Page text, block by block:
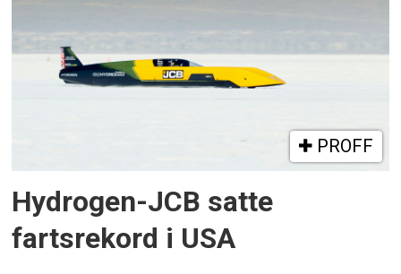
PROFF
Hydrogen-JCB satte
fartsrekord i USA